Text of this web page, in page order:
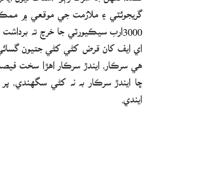
اي ايف کان قرض کڻي کڻي جتيون
هي سرڪار، ايندڙ سرڪار اهڙا سخت
ڇا ايندڙ سرڪار به نه کڻي سگهندي،
ايندي.